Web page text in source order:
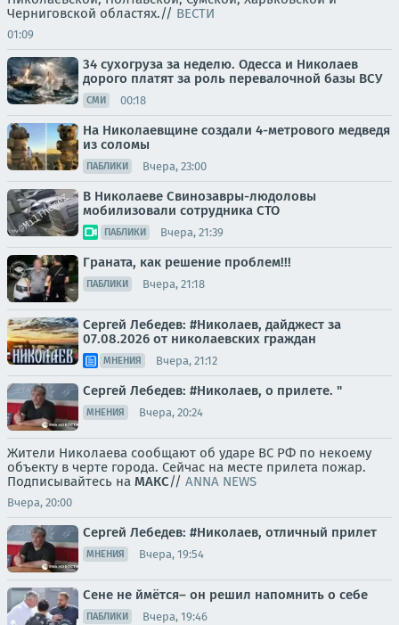
Черниговской областях.// ВЕСТИ
01:09
34 сухогруза за неделю. Одесса и Николаев
дорого платят за роль перевалочной базы ВСУ
СМИ 00:18
На Николаевщине создали 4-метрового медведя
из соломы
ПАБЛИКИ Вчера, 23:00
В Николаеве Свинозавры-людоловы
мобилизовали сотрудника СТО
ПАБЛИКИ Вчера, 21:39
Граната, как решение проблем!!!
ПАБЛИКИ Вчера, 21:18
Сергей Лебедев: #Николаев, дайджест за
07.08.2026 от николаевских граждан
МНЕНИЯ Вчера, 21:12
Сергей Лебедев: #Николаев, о прилете. "
МНЕНИЯ Вчера, 20:24
Жители Николаева сообщают об ударе ВС РФ по некоему
объекту в черте города. Сейчас на месте прилета пожар.
Подписывайтесь на МАКС// ANNA NEWS
Вчера, 20:00
Сергей Лебедев: #Николаев, отличный прилет
МНЕНИЯ Вчера, 19:54
Сене не ймётся– он решил напомнить о себе
ПАБЛИКИ Вчера, 19:46